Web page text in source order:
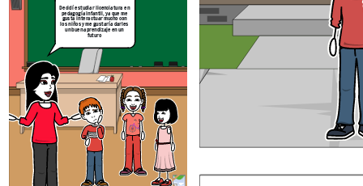
las características que me definen
como Estudiante Unadista Auténtico
de acuerdo con, los valores, la misión
y el himno de la UNAD es que asumo
la responsabilidad de aprender de
manera de manera independiente, me
comprometo a contribuir al bienestar
social y aplicar mis conocimientos
para hacer un impacto positivo en mi
comunidad. el himno de la UNAD
destaca la relevancia de educación a
distancia y mi dedicación a una
formación integral
Estas características reflejan el
compromiso y los valores que la
UNAD promueve en sus estudiantes,
entorno, aplicaria los
desafio locales.
social, economico y
cultural, promoviendo la
necesidades y
Decidí estudiar licenciatura en
pedagogía infantil, ya que me
gusta interactuar mucho con
los niños y me gustaría darles
un buen aprendizaje en un
futuro
Explicación de la escena: Samir saluda a